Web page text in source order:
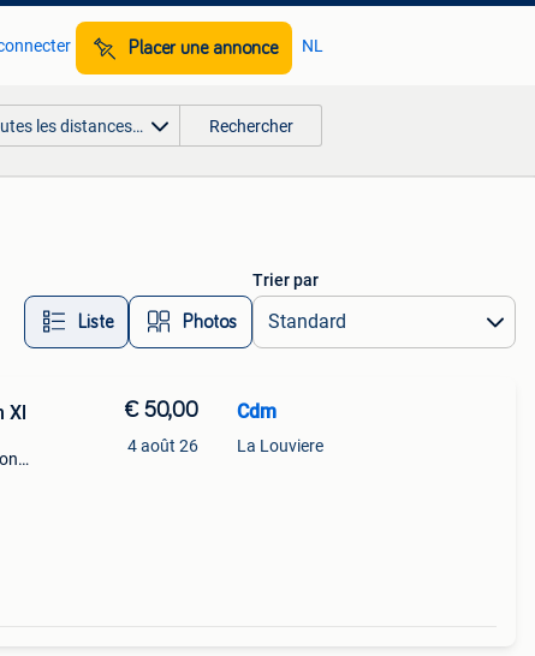
Placer une annonce NL
les distances… Rechercher
Liste Photos
Trier par
Xl € 50,00
4 août 26
Cdm
La Louviere